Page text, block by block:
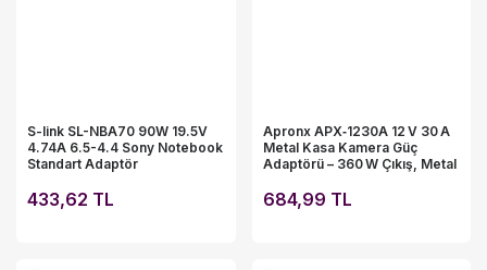
S-link SL-NBA70 90W 19.5V
4.74A 6.5-4.4 Sony Notebook
Standart Adaptör
433,62 TL
Apronx APX‑1230A 12 V 30 A
Metal Kasa Kamera Güç
Adaptörü – 360 W Çıkış, Metal
CCTV/IP Sistemler İçin
684,99 TL